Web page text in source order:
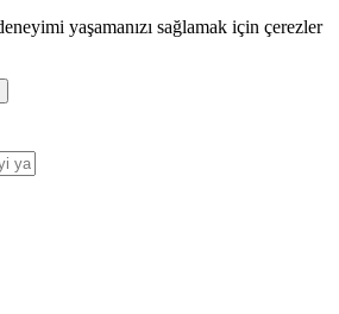
yaşamanızı sağlamak için çerezler